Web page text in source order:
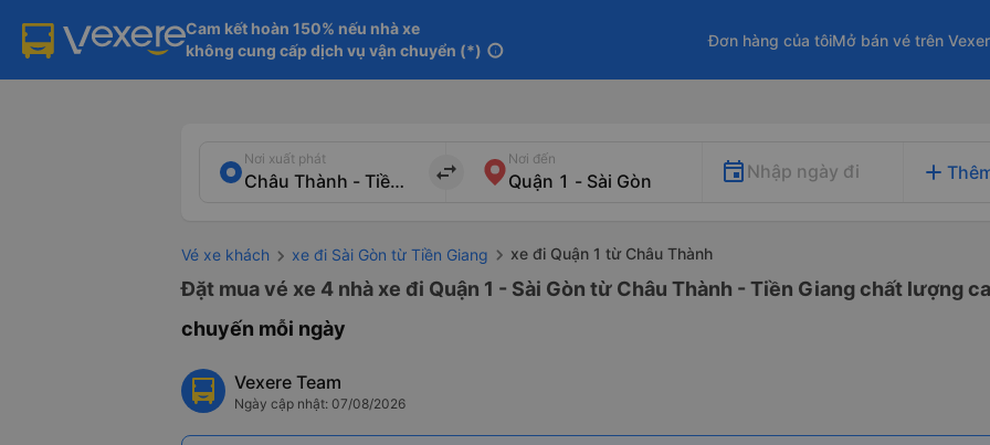
Cam kết hoàn 150% nếu nhà xe
không cung cấp dịch vụ vận chuyển (*) info
Đơn hàng của tôiMở bán vé trên
Nơi xuất phát
import_export
Nơi đến
Nhập ngày đi add
Vé xe khách xe đi Sài Gòn từ Tiền Giang xe đi Quận 1 từ Châu Thành
Đặt mua vé xe 4 nhà xe đi Quận 1 - Sài Gòn từ Châu Thành - Tiền Giang chất lượng
chuyến mỗi ngày
Vexere Team
Ngày cập nhật: 07/08/2026